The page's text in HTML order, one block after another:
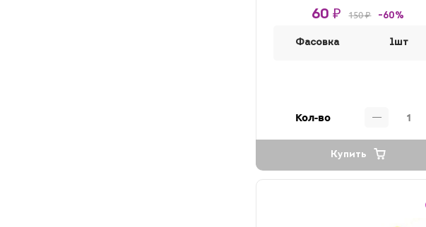
60 ₽ 150 ₽ -60%
Фасовка 1шт
Кол-во
Купить